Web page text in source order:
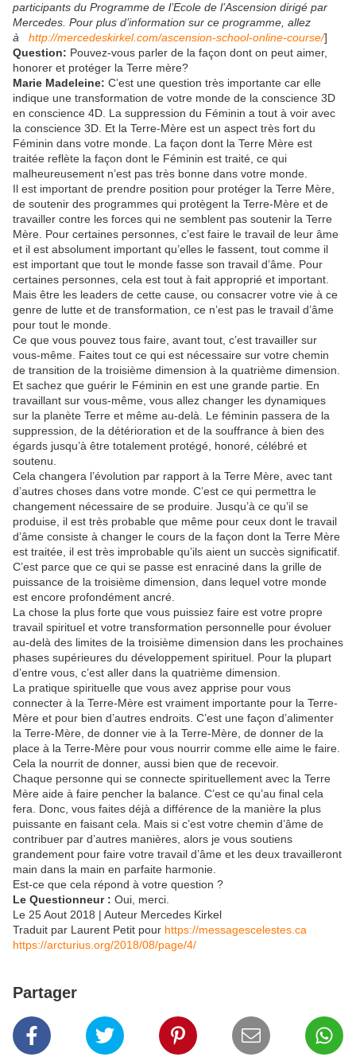
participants du Programme de l’Ecole de l’Ascension dirigé par
Mercedes. Pour plus d’information sur ce programme, allez
à http://mercedeskirkel.com/ascension-school-online-course/]
Question: Pouvez-vous parler de la façon dont on peut aimer,
honorer et protéger la Terre mère?
Marie Madeleine: C’est une question très importante car elle
indique une transformation de votre monde de la conscience 3D
en conscience 4D. La suppression du Féminin a tout à voir avec
la conscience 3D. Et la Terre-Mère est un aspect très fort du
Féminin dans votre monde. La façon dont la Terre Mère est
traitée reflète la façon dont le Féminin est traité, ce qui
malheureusement n’est pas très bonne dans votre monde.
Il est important de prendre position pour protéger la Terre Mère,
de soutenir des programmes qui protègent la Terre-Mère et de
travailler contre les forces qui ne semblent pas soutenir la Terre
Mère. Pour certaines personnes, c’est faire le travail de leur âme
et il est absolument important qu’elles le fassent, tout comme il
est important que tout le monde fasse son travail d’âme. Pour
certaines personnes, cela est tout à fait approprié et important.
Mais être les leaders de cette cause, ou consacrer votre vie à ce
genre de lutte et de transformation, ce n’est pas le travail d’âme
pour tout le monde.
Ce que vous pouvez tous faire, avant tout, c’est travailler sur
vous-même. Faites tout ce qui est nécessaire sur votre chemin
de transition de la troisième dimension à la quatrième dimension.
Et sachez que guérir le Féminin en est une grande partie. En
travaillant sur vous-même, vous allez changer les dynamiques
sur la planète Terre et même au-delà. Le féminin passera de la
suppression, de la détérioration et de la souffrance à bien des
égards jusqu’à être totalement protégé, honoré, célébré et
soutenu.
Cela changera l’évolution par rapport à la Terre Mère, avec tant
d’autres choses dans votre monde. C’est ce qui permettra le
changement nécessaire de se produire. Jusqu’à ce qu’il se
produise, il est très probable que même pour ceux dont le travail
d’âme consiste à changer le cours de la façon dont la Terre Mère
est traitée, il est très improbable qu’ils aient un succès significatif.
C’est parce que ce qui se passe est enraciné dans la grille de
puissance de la troisième dimension, dans lequel votre monde
est encore profondément ancré.
La chose la plus forte que vous puissiez faire est votre propre
travail spirituel et votre transformation personnelle pour évoluer
au-delà des limites de la troisième dimension dans les prochaines
phases supérieures du développement spirituel. Pour la plupart
d’entre vous, c’est aller dans la quatrième dimension.
La pratique spirituelle que vous avez apprise pour vous
connecter à la Terre-Mère est vraiment importante pour la Terre-
Mère et pour bien d’autres endroits. C’est une façon d’alimenter
la Terre-Mère, de donner vie à la Terre-Mère, de donner de la
place à la Terre-Mère pour vous nourrir comme elle aime le faire.
Cela la nourrit de donner, aussi bien que de recevoir.
Chaque personne qui se connecte spirituellement avec la Terre
Mère aide à faire pencher la balance. C’est ce qu’au final cela
fera. Donc, vous faites déjà a différence de la manière la plus
puissante en faisant cela. Mais si c’est votre chemin d’âme de
contribuer par d’autres manières, alors je vous soutiens
grandement pour faire votre travail d’âme et les deux travailleront
main dans la main en parfaite harmonie.
Est-ce que cela répond à votre question ?
Le Questionneur : Oui, merci.
Le 25 Aout 2018 | Auteur Mercedes Kirkel
Traduit par Laurent Petit pour https://messagescelestes.ca
https://arcturius.org/2018/08/page/4/
Partager